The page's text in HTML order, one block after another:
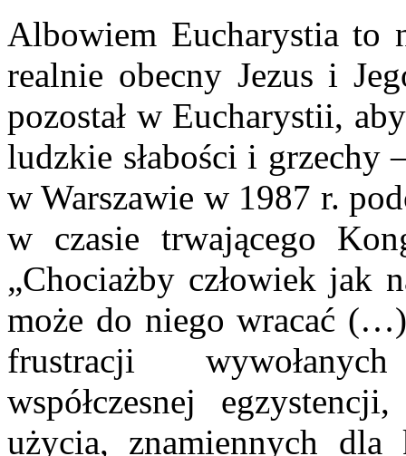
Albowiem Eucharystia to
realnie obecny Jezus i
pozostał w Eucharystii,
ludzkie słabości i grzechy
w Warszawie w 1987 r.
w czasie trwającego
„Chociażby człowiek jak
może do niego wracać
frustracji
współczesnej
użycia, znamiennych dla